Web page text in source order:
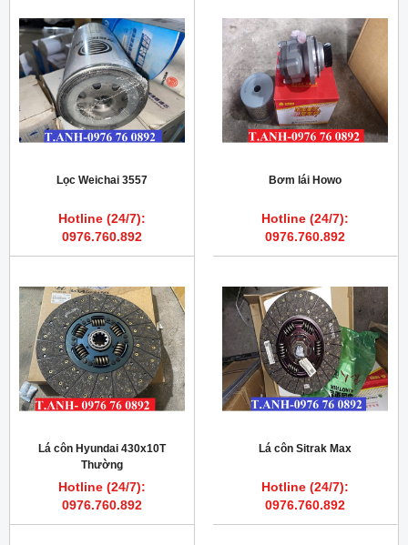
Lọc Weichai 3557
Hotline (24/7):
0976.760.892
Bơm lái Howo
Hotline (24/7):
0976.760.892
Lá côn Hyundai 430x10T
Thường
Hotline (24/7):
0976.760.892
Lá côn Sitrak Max
Hotline (24/7):
0976.760.892